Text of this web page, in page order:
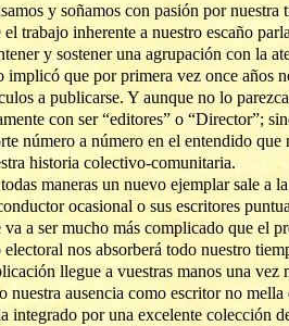
y soñamos con pasión por
el trabajo inherente a nuestro escaño
y sostener una agrupación con la
implicó que por primera vez once años
a publicarse. Y aunque no lo
con ser “editores” o “Director”;
número a número en el entendido
historia colectivo-comunitaria.
maneras un nuevo ejemplar sale a
ocasional o sus escritores
va a ser mucho más complicado que el
electoral nos absorberá todo nuestro
llegue a vuestras manos una vez
nuestra ausencia como escritor no
integrado por una excelente colección